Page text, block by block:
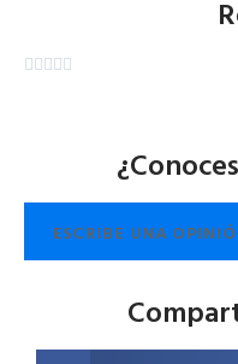
    
ESCRIBE UNA